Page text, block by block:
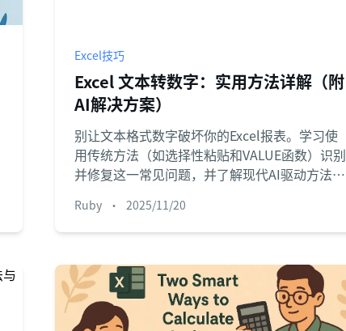
Excel技巧
Excel 文本转数字：实用方法详解（附
AI解决方案）
别让文本格式数字破坏你的Excel报表。学习使
用传统方法（如选择性粘贴和VALUE函数）识别
并修复这一常见问题，并了解现代AI驱动方法如
Ruby • 2025/11/20